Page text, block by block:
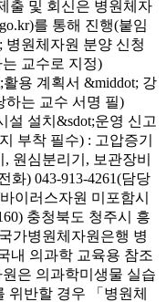
출 및 회신은 병원체자
를 통해 진행(붙임
병원체자원 분양 신청
교수로 지정)
용 계획서 &middot; 강
하는 교수 서명 필)
설 설치&sdot;운영 신고
부착 필수) : 고압증기
원심분리기, 보관장비
화) 043-913-4261(담당
이러스자원 미포함시
충청북도 청주시 흥
가병원체자원은행 병
내 의과학 교육용 참조
은 의과학미생물 실습
위반할 경우 「병원체